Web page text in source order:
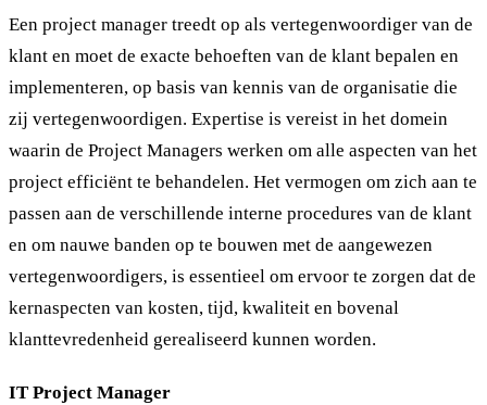
Een project manager treedt op als vertegenwoordiger van de
klant en moet de exacte behoeften van de klant bepalen en
implementeren, op basis van kennis van de organisatie die
zij vertegenwoordigen. Expertise is vereist in het domein
waarin de Project Managers werken om alle aspecten van het
project efficiënt te behandelen. Het vermogen om zich aan te
passen aan de verschillende interne procedures van de klant
en om nauwe banden op te bouwen met de aangewezen
vertegenwoordigers, is essentieel om ervoor te zorgen dat de
kernaspecten van kosten, tijd, kwaliteit en bovenal
klanttevredenheid gerealiseerd kunnen worden.
IT Project Manager